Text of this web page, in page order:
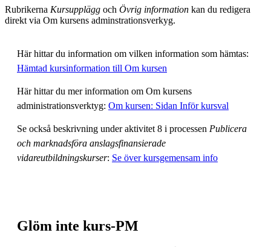
Rubrikerna Kursupplägg och Övrig information kan du redigera
direkt via Om kursens adminstrationsverkyg.
Här hittar du information om vilken information som hämtas:
Hämtad kursinformation till Om kursen
Här hittar du mer information om Om kursens
administrationsverktyg: Om kursen: Sidan Inför kursval
Se också beskrivning under aktivitet 8 i processen Publicera
och marknadsföra anslagsfinansierade
vidareutbildningskurser: Se över kursgemensam info
Glöm inte kurs-PM